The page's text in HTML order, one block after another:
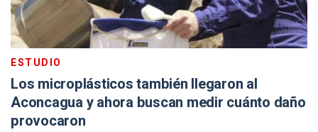
ESTUDIO
Los microplásticos también llegaron al
Aconcagua y ahora buscan medir cuánto daño
provocaron